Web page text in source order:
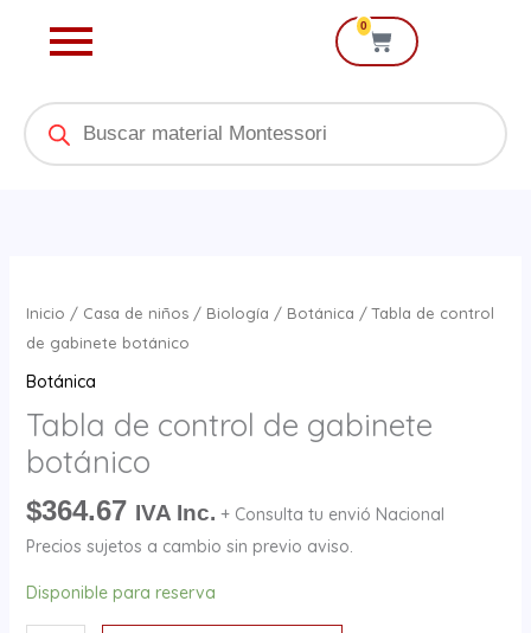
0
Cart
Products
search
Inicio / Casa de niños/ Biología / Botánica / Tabla de control
de gabinete botánico
Botánica
Tabla de control de gabinete
botánico
$364.67 IVA Inc. + Consulta tu envió Nacional
Precios sujetos a cambio sin previo aviso.
Disponible para reserva
de
control
botánico
cantidad